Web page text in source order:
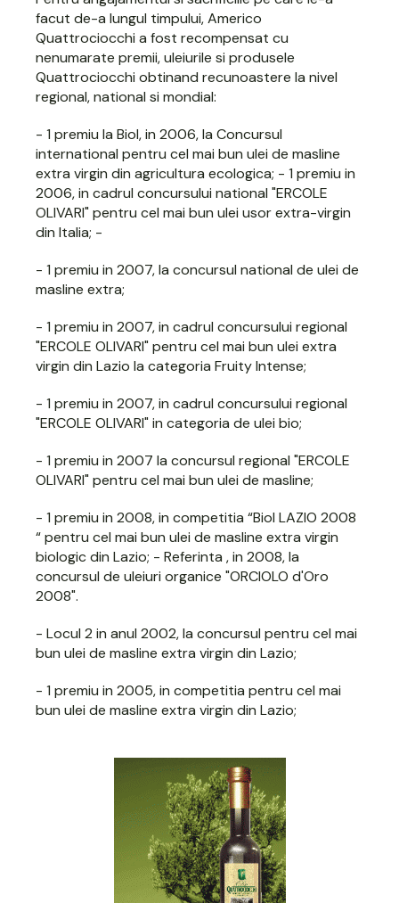
facut de-a lungul timpului, Americo
Quattrociocchi a fost recompensat cu
nenumarate premii, uleiurile si produsele
Quattrociocchi obtinand recunoastere la nivel
regional, national si mondial:
- 1 premiu la Biol, in 2006, la Concursul
international pentru cel mai bun ulei de masline
extra virgin din agricultura ecologica; - 1 premiu in
2006, in cadrul concursului national "ERCOLE
OLIVARI" pentru cel mai bun ulei usor extra-virgin
din Italia; -
- 1 premiu in 2007, la concursul national de ulei de
masline extra;
- 1 premiu in 2007, in cadrul concursului regional
"ERCOLE OLIVARI" pentru cel mai bun ulei extra
virgin din Lazio la categoria Fruity Intense;
- 1 premiu in 2007, in cadrul concursului regional
"ERCOLE OLIVARI" in categoria de ulei bio;
- 1 premiu in 2007 la concursul regional "ERCOLE
OLIVARI" pentru cel mai bun ulei de masline;
- 1 premiu in 2008, in competitia “Biol LAZIO 2008
“ pentru cel mai bun ulei de masline extra virgin
biologic din Lazio; - Referinta , in 2008, la
concursul de uleiuri organice "ORCIOLO d'Oro
2008".
- Locul 2 in anul 2002, la concursul pentru cel mai
bun ulei de masline extra virgin din Lazio;
- 1 premiu in 2005, in competitia pentru cel mai
bun ulei de masline extra virgin din Lazio;